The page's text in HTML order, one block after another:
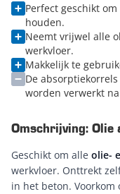
Perfect geschikt
houden.
Neemt vrijwel alle
werkvloer.
Makkelijk te
De
worden verwerkt
Omschrijving:
Geschikt om alle olie-
werkvloer. Onttrekt
in het beton.